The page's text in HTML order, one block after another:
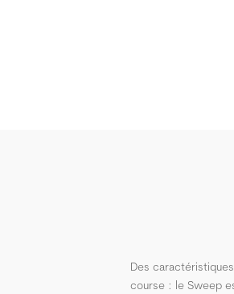
Des
course : le Sweep